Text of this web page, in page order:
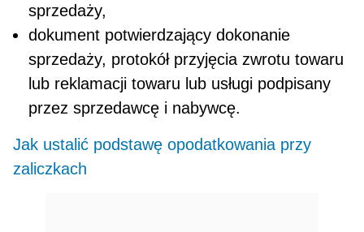
sprzedaży,
dokument potwierdzający dokonanie
sprzedaży, protokół przyjęcia zwrotu towaru
lub reklamacji towa­ru lub usługi podpisany
przez sprzedawcę i nabywcę.
Jak ustalić podstawę opodatkowania przy
zaliczkach